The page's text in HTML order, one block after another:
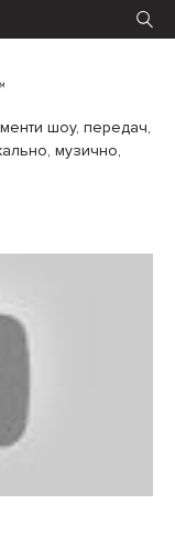
шоу, передач,
музично,